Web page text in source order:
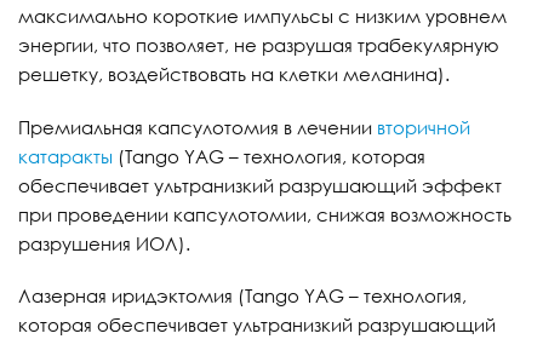
максимально короткие импульсы с низким уровнем
энергии, что позволяет, не разрушая трабекулярную
решетку, воздействовать на клетки меланина).
Премиальная капсулотомия в лечении вторичной
катаракты (Tango YAG – технология, которая
обеспечивает ультранизкий разрушающий эффект
при проведении капсулотомии, снижая возможность
разрушения ИОЛ).
Лазерная иридэктомия (Tango YAG – технология,
которая обеспечивает ультранизкий разрушающий